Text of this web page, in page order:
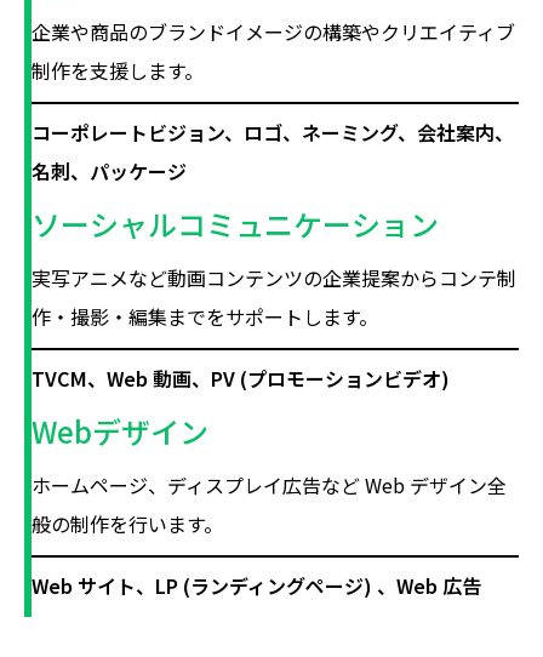
企業や商品のブランドイメージの構築やクリエイティブ
制作を支援します。
コーポレートビジョン、ロゴ、ネーミング、会社案内、
名刺、パッケージ
ソーシャルコミュニケーション
実写アニメなど動画コンテンツの企業提案からコンテ制
作・撮影・編集までをサポートします。
TVCM、Web 動画、PV (プロモーションビデオ)
Webデザイン
ホームページ、ディスプレイ広告など Web デザイン全
般の制作を行います。
Web サイト、LP (ランディングページ) 、Web 広告